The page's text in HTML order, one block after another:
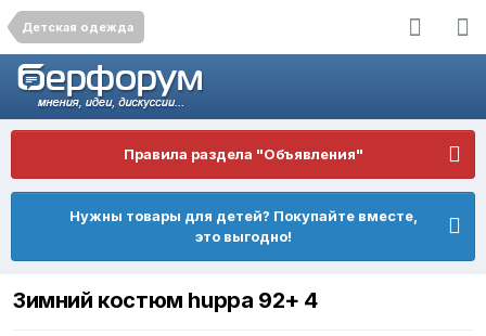
Детская одежда
Правила раздела "Объявления"
Нужны товары для детей? Покупайте вместе,
это выгодно!
Зимний костюм huppa 92+ 4